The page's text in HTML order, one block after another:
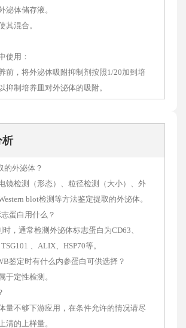
泌体储存液。
其混合。
使用：
前，将外泌体吸附抑制剂按照1/20加到培
抑制培养皿对外泌体的吸附。
析
的外泌体？
镜检测（形态）、粒径检测（大小）、外
blot检测等方法鉴定提取的外泌体。
蛋白用什么？
，通常检测外泌体标志蛋白为CD63、
、ALIX、HSP70等。
鉴定时有什么内参蛋白可供选择？
于定性检测。
量不够下游应用，在条件允许的情况请尽
清的上样量。